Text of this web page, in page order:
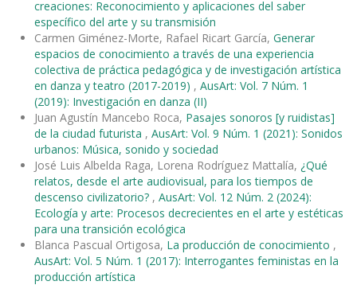
creaciones: Reconocimiento y aplicaciones del saber
específico del arte y su transmisión
Carmen Giménez-Morte, Rafael Ricart García, Generar
espacios de conocimiento a través de una experiencia
colectiva de práctica pedagógica y de investigación artística
en danza y teatro (2017-2019) , AusArt: Vol. 7 Núm. 1
(2019): Investigación en danza (II)
Juan Agustín Mancebo Roca, Pasajes sonoros [y ruidistas]
de la ciudad futurista , AusArt: Vol. 9 Núm. 1 (2021): Sonidos
urbanos: Música, sonido y sociedad
José Luis Albelda Raga, Lorena Rodríguez Mattalía, ¿Qué
relatos, desde el arte audiovisual, para los tiempos de
descenso civilizatorio? , AusArt: Vol. 12 Núm. 2 (2024):
Ecología y arte: Procesos decrecientes en el arte y estéticas
para una transición ecológica
Blanca Pascual Ortigosa, La producción de conocimiento ,
AusArt: Vol. 5 Núm. 1 (2017): Interrogantes feministas en la
producción artística